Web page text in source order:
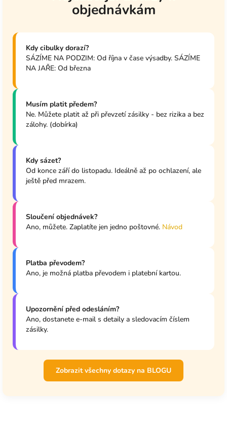
objednávkám
Kdy cibulky dorazí?
SÁZÍME NA PODZIM: Od října v čase výsadby. SÁZÍME
NA JAŘE: Od března
Musím platit předem?
Ne. Můžete platit až při převzetí zásilky - bez rizika a bez
zálohy. (dobírka)
Kdy sázet?
Od konce září do listopadu. Ideálně až po ochlazení, ale
ještě před mrazem.
Sloučení objednávek?
Ano, můžete. Zaplatíte jen jedno poštovné. Návod
Platba převodem?
Ano, je možná platba převodem i platební kartou.
Upozornění před odesláním?
Ano, dostanete e-mail s detaily a sledovacím číslem
zásilky.
Zobrazit všechny dotazy na BLOGU